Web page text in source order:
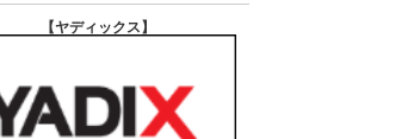
【ヤディックス 】